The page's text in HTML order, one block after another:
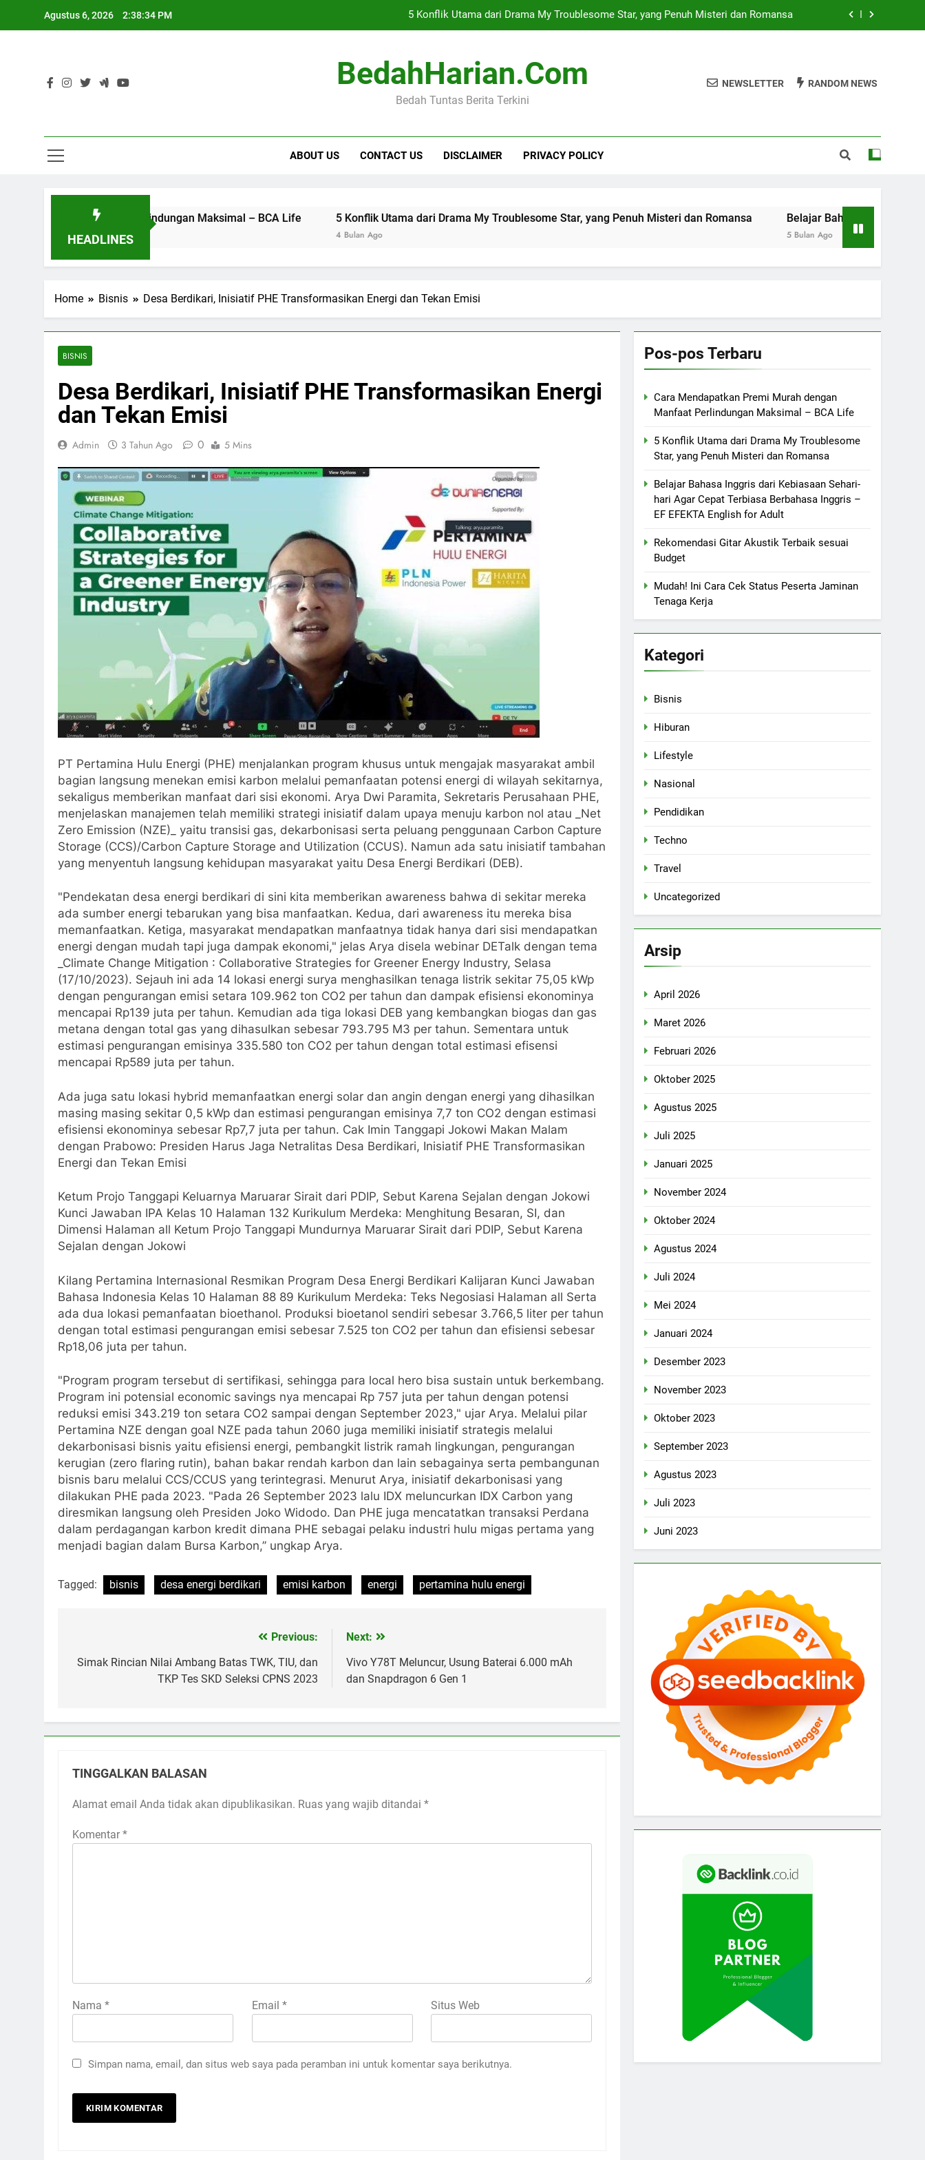
Agustus 6, 2026 2:38:35 PM 5 Konflik Utama dari Drama My Troublesome Star, yang Penuh Misteri dan Romansa
Rekomendasi Gitar Akustik Terbaik sesuai Budget
Cara Mendapatkan Premi Murah dengan Manfaat Perlindungan Maksimal – BCA Life
5 Konflik Utama dari Drama My Troublesome Star, yang Penuh Misteri dan Romansa
BedahHarian.com
Bedah Tuntas Berita Terkini
NEWSLETTER RANDOM NEWS
ABOUT US CONTACT US DISCLAIMER PRIVACY POLICY
HEADLINES
Manfaat Perlindungan Maksimal – BCA Life 5 Konflik Utama dari Drama My Troublesome Star, yang Penuh Misteri dan Romansa Belajar Bahasa Inggris dari Kebiasaan
Home Bisnis Desa Berdikari, Inisiatif PHE Transformasikan Energi dan Tekan Emisi
BISNIS
Desa Berdikari, Inisiatif PHE Transformasikan Energi
dan Tekan Emisi
Admin 3 Tahun Ago 0 5 Mins
PT Pertamina Hulu Energi (PHE) menjalankan program khusus untuk mengajak masyarakat ambil
bagian langsung menekan emisi karbon melalui pemanfaatan potensi energi di wilayah sekitarnya,
sekaligus memberikan manfaat dari sisi ekonomi. Arya Dwi Paramita, Sekretaris Perusahaan PHE,
menjelaskan manajemen telah memiliki strategi inisiatif dalam upaya menuju karbon nol atau _Net
Zero Emission (NZE)_ yaitu transisi gas, dekarbonisasi serta peluang penggunaan Carbon Capture
Storage (CCS)/Carbon Capture Storage and Utilization (CCUS). Namun ada satu inisiatif tambahan
yang menyentuh langsung kehidupan masyarakat yaitu Desa Energi Berdikari (DEB).
"Pendekatan desa energi berdikari di sini kita memberikan awareness bahwa di sekitar mereka
ada sumber energi tebarukan yang bisa manfaatkan. Kedua, dari awareness itu mereka bisa
memanfaatkan. Ketiga, masyarakat mendapatkan manfaatnya tidak hanya dari sisi mendapatkan
energi dengan mudah tapi juga dampak ekonomi," jelas Arya disela webinar DETalk dengan tema
_Climate Change Mitigation : Collaborative Strategies for Greener Energy Industry, Selasa
(17/10/2023). Sejauh ini ada 14 lokasi energi surya menghasilkan tenaga listrik sekitar 75,05 kWp
dengan pengurangan emisi setara 109.962 ton CO2 per tahun dan dampak efisiensi ekonominya
mencapai Rp139 juta per tahun. Kemudian ada tiga lokasi DEB yang kembangkan biogas dan gas
metana dengan total gas yang dihasulkan sebesar 793.795 M3 per tahun. Sementara untuk
estimasi pengurangan emisinya 335.580 ton CO2 per tahun dengan total estimasi efisensi
mencapai Rp589 juta per tahun.
Ada juga satu lokasi hybrid memanfaatkan energi solar dan angin dengan energi yang dihasilkan
masing masing sekitar 0,5 kWp dan estimasi pengurangan emisinya 7,7 ton CO2 dengan estimasi
efisiensi ekonominya sebesar Rp7,7 juta per tahun. Cak Imin Tanggapi Jokowi Makan Malam
dengan Prabowo: Presiden Harus Jaga Netralitas Desa Berdikari, Inisiatif PHE Transformasikan
Energi dan Tekan Emisi
Ketum Projo Tanggapi Keluarnya Maruarar Sirait dari PDIP, Sebut Karena Sejalan dengan Jokowi
Kunci Jawaban IPA Kelas 10 Halaman 132 Kurikulum Merdeka: Menghitung Besaran, SI, dan
Dimensi Halaman all Ketum Projo Tanggapi Mundurnya Maruarar Sirait dari PDIP, Sebut Karena
Sejalan dengan Jokowi
Kilang Pertamina Internasional Resmikan Program Desa Energi Berdikari Kalijaran Kunci Jawaban
Bahasa Indonesia Kelas 10 Halaman 88 89 Kurikulum Merdeka: Teks Negosiasi Halaman all Serta
ada dua lokasi pemanfaatan bioethanol. Produksi bioetanol sendiri sebesar 3.766,5 liter per tahun
dengan total estimasi pengurangan emisi sebesar 7.525 ton CO2 per tahun dan efisiensi sebesar
Rp18,06 juta per tahun.
"Program program tersebut di sertifikasi, sehingga para local hero bisa sustain untuk berkembang.
Program ini potensial economic savings nya mencapai Rp 757 juta per tahun dengan potensi
reduksi emisi 343.219 ton setara CO2 sampai dengan September 2023," ujar Arya. Melalui pilar
Pertamina NZE dengan goal NZE pada tahun 2060 juga memiliki inisiatif strategis melalui
dekarbonisasi bisnis yaitu efisiensi energi, pembangkit listrik ramah lingkungan, pengurangan
kerugian (zero flaring rutin), bahan bakar rendah karbon dan lain sebagainya serta pembangunan
bisnis baru melalui CCS/CCUS yang terintegrasi. Menurut Arya, inisiatif dekarbonisasi yang
dilakukan PHE pada 2023. "Pada 26 September 2023 lalu IDX meluncurkan IDX Carbon yang
diresmikan langsung oleh Presiden Joko Widodo. Dan PHE juga mencatatkan transaksi Perdana
dalam perdagangan karbon kredit dimana PHE sebagai pelaku industri hulu migas pertama yang
menjadi bagian dalam Bursa Karbon,’’ ungkap Arya.
Tagged: bisnis desa energi berdikari emisi karbon energi pertamina hulu energi
pos
Previous:
Simak Rincian Nilai Ambang Batas TWK, TIU, dan
TKP Tes SKD Seleksi CPNS 2023
Next:
Vivo Y78T Meluncur, Usung Baterai 6.000 mAh
dan Snapdragon 6 Gen 1
TINGGALKAN BALASAN
Alamat email Anda tidak akan dipublikasikan. Ruas yang wajib ditandai *
Komentar *
Nama * Email * Situs Web
Simpan nama, email, dan situs web saya pada peramban ini untuk komentar saya berikutnya.
Pos-pos Terbaru
Cara Mendapatkan Premi Murah dengan
Manfaat Perlindungan Maksimal – BCA Life
5 Konflik Utama dari Drama My Troublesome
Star, yang Penuh Misteri dan Romansa
Belajar Bahasa Inggris dari Kebiasaan Sehari-
hari Agar Cepat Terbiasa Berbahasa Inggris –
EF EFEKTA English for Adult
Rekomendasi Gitar Akustik Terbaik sesuai
Budget
Mudah! Ini Cara Cek Status Peserta Jaminan
Tenaga Kerja
Kategori
Bisnis
Hiburan
Lifestyle
Nasional
Pendidikan
Techno
Travel
Uncategorized
Arsip
April 2026
Maret 2026
Februari 2026
Oktober 2025
Agustus 2025
Juli 2025
Januari 2025
November 2024
Oktober 2024
Agustus 2024
Juli 2024
Mei 2024
Januari 2024
Desember 2023
November 2023
Oktober 2023
September 2023
Agustus 2023
Juli 2023
Juni 2023